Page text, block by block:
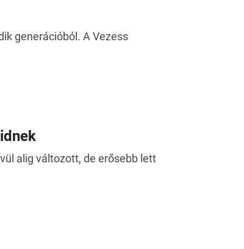
generációból. A Vezess
alig változott, de erősebb lett